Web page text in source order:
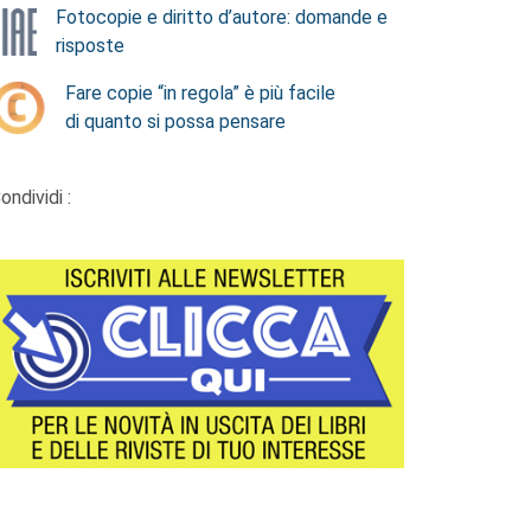
Fotocopie e diritto d’autore: domande e
risposte
Fare copie “in regola” è più facile
di quanto si possa pensare
: